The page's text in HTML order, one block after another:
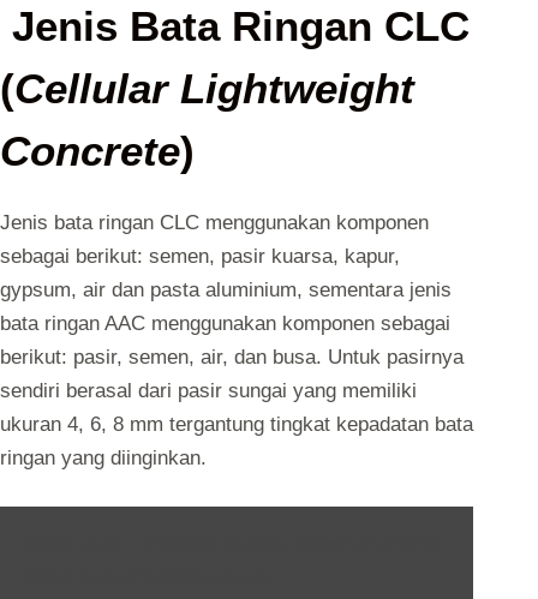
Jenis Bata Ringan CLC
(Cellular Lightweight
Concrete)
Jenis bata ringan CLC menggunakan komponen
sebagai berikut: semen, pasir kuarsa, kapur,
gypsum, air dan pasta aluminium, sementara jenis
bata ringan AAC menggunakan komponen sebagai
berikut: pasir, semen, air, dan busa. Untuk pasirnya
sendiri berasal dari pasir sungai yang memiliki
ukuran 4, 6, 8 mm tergantung tingkat kepadatan bata
ringan yang diinginkan.